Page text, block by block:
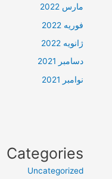
مارس 2022
فوریه 2022
ژانویه 2022
دسامبر 2021
نوامبر 2021
Categories
Uncategorized